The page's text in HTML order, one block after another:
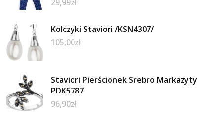
29,99zł
Kolczyki Staviori /KSN4307/
105,00zł
Staviori Pierścionek Srebro Markazyty
PDK5787
96,90zł